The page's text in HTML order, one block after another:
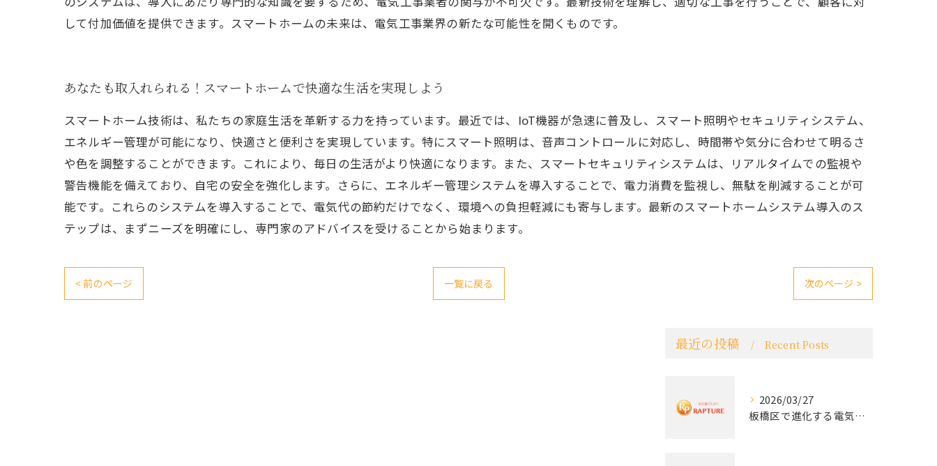
して付加価値を提供できます。スマートホームの未来は、電気工事業界の新たな可能性を開くものです。
あなたも取入れられる！スマートホームで快適な生活を実現しよう
スマートホーム技術は、私たちの家庭生活を革新する力を持っています。最近では、IoT機器が急速に普及し、スマート照明やセキュリティシステム、
エネルギー管理が可能になり、快適さと便利さを実現しています。特にスマート照明は、音声コントロールに対応し、時間帯や気分に合わせて明るさ
や色を調整することができます。これにより、毎日の生活がより快適になります。また、スマートセキュリティシステムは、リアルタイムでの監視や
警告機能を備えており、自宅の安全を強化します。さらに、エネルギー管理システムを導入することで、電力消費を監視し、無駄を削減することが可
能です。これらのシステムを導入することで、電気代の節約だけでなく、環境への負担軽減にも寄与します。最新のスマートホームシステム導入のス
テップは、まずニーズを明確にし、専門家のアドバイスを受けることから始まります。
< 前のページ 一覧に戻る 次のページ >
最近の投稿 Recent Posts
2026/03/27
板橋区で進化する電気工事と最新コンセント交換技術